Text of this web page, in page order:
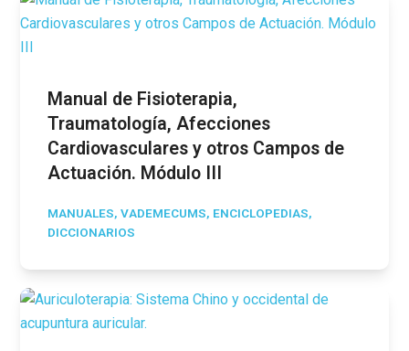
Manual de Fisioterapia,
Traumatología, Afecciones
Cardiovasculares y otros Campos de
Actuación. Módulo III
MANUALES, VADEMECUMS, ENCICLOPEDIAS,
DICCIONARIOS